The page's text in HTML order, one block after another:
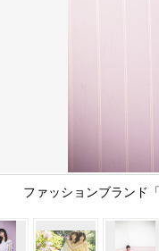
ファッションブランド